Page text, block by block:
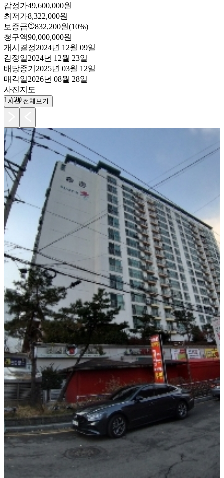
감정가49,600,000원
최저가8,322,000원
보증금
832,200원(10%)
청구액90,000,000원
개시결정2024년 12월 09일
감정일2024년 12월 23일
배당종기 2025년 03월 12일
매각일2026년 08월 28일
사진지도
1 /20
사진 전체보기